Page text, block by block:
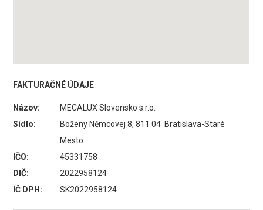
FAKTURAČNÉ ÚDAJE
Názov:
MECALUX Slovensko s.r.o.
Sídlo:
Boženy Němcovej 8, 811 04 Bratislava-Staré
Mesto
IČO:
45331758
DIČ:
2022958124
IČ DPH:
SK2022958124